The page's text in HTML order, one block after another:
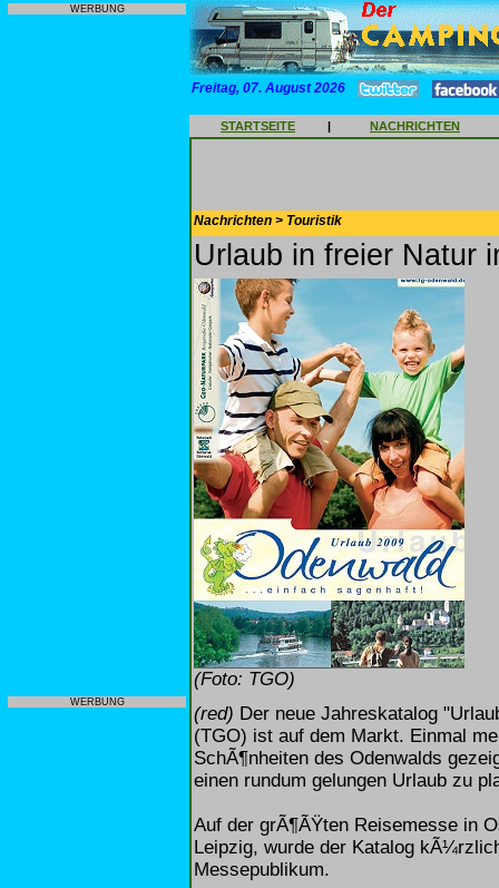
WERBUNG
WERBUNG
Freitag, 07. August 2026
STARTSEITE | NACHRICHTEN
Nachrichten > Touristik
Urlaub in freier Natur
(Foto: TGO)
(red) Der neue Jahreskatalog
(TGO) ist auf dem Markt. Einmal
SchÃ¶nheiten des Odenwalds
einen rundum gelungen Urlaub zu
Auf der grÃ¶ÃŸten Reisemesse in
Leipzig, wurde der Katalog
Messepublikum.